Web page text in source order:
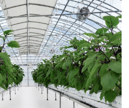
해수위원장, 현장 점검
광양시, '중증장애인생산품' 우선구매 교육…자립 기반 ...